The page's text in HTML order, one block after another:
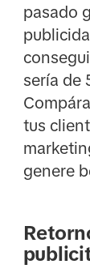
pasado
sería de
tus
genere